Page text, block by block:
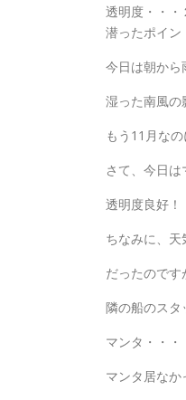
透明度・・・
潜ったポイン
今日は朝から
湿った南風の
もう11月な
さて、今日
透明度良好！
ちなみに、天
だったのです
隣の船のスタ
マンタ・
マンタ居なか